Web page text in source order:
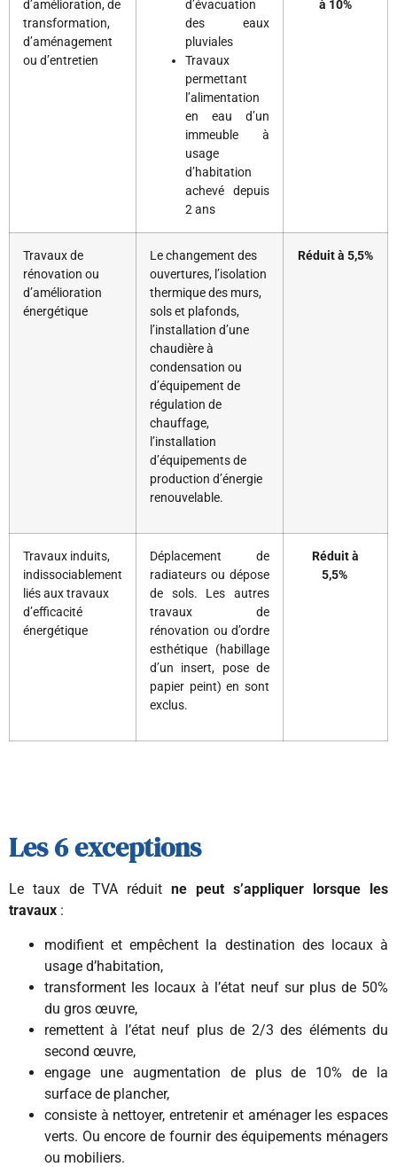
d’amélioration, de
transformation,
d’aménagement
ou d’entretien
d’évacuation
des eaux
pluviales
Travaux
permettant
l’alimentation
en eau d’un
immeuble à
usage
d’habitation
achevé depuis
2 ans
à 10%
Travaux de
rénovation ou
d’amélioration
énergétique
Le changement des
ouvertures, l’isolation
thermique des murs,
sols et plafonds,
l’installation d’une
chaudière à
condensation ou
d’équipement de
régulation de
chauffage,
l’installation
d’équipements de
production d’énergie
renouvelable.
Réduit à 5,5%
Travaux induits,
indissociablement
liés aux travaux
d’efficacité
énergétique
Déplacement de
radiateurs ou dépose
de sols. Les autres
travaux de
rénovation ou d’ordre
esthétique (habillage
d’un insert, pose de
papier peint) en sont
exclus.
Réduit à
5,5%
Les 6 exceptions
Le taux de TVA réduit ne peut s’appliquer lorsque les
travaux :
modifient et empêchent la destination des locaux à
usage d’habitation,
transforment les locaux à l’état neuf sur plus de 50%
du gros œuvre,
remettent à l’état neuf plus de 2/3 des éléments du
second œuvre,
engage une augmentation de plus de 10% de la
surface de plancher,
consiste à nettoyer, entretenir et aménager les espaces
verts. Ou encore de fournir des équipements ménagers
ou mobiliers.